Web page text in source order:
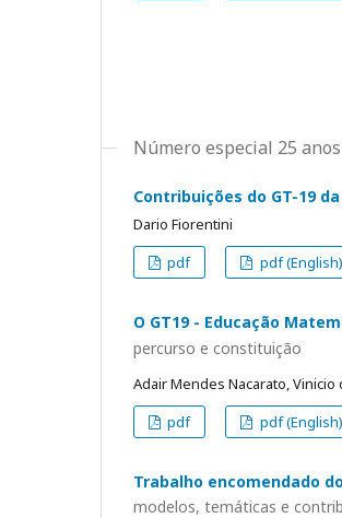
Número especial 25
Contribuições do GT-19
Dario Fiorentini
pdf
pdf (English)
O GT19 - Educação
percurso e constituição
Adair Mendes Nacarato, Vinicio
pdf
pdf (English)
Trabalho encomendado
modelos, temáticas e